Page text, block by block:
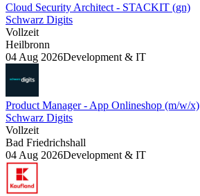
Cloud Security Architect - STACKIT (gn)
Schwarz Digits
Vollzeit
Heilbronn
04 Aug 2026Development & IT
Product Manager - App Onlineshop (m/w/x)
Schwarz Digits
Vollzeit
Bad Friedrichshall
04 Aug 2026Development & IT